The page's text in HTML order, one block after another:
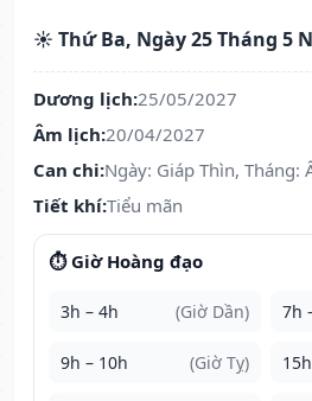
☀️ Thứ Ba, Ngày 25 Tháng 5
Dương lịch:25/05/2027
Âm lịch:20/04/2027
Can chi:Ngày: Giáp Thìn, Tháng:
Tiết khí:Tiểu mãn
⏱️ Giờ Hoàng đạo
3h – 4h (Giờ Dần) 7h
9h – 10h (Giờ Tỵ)